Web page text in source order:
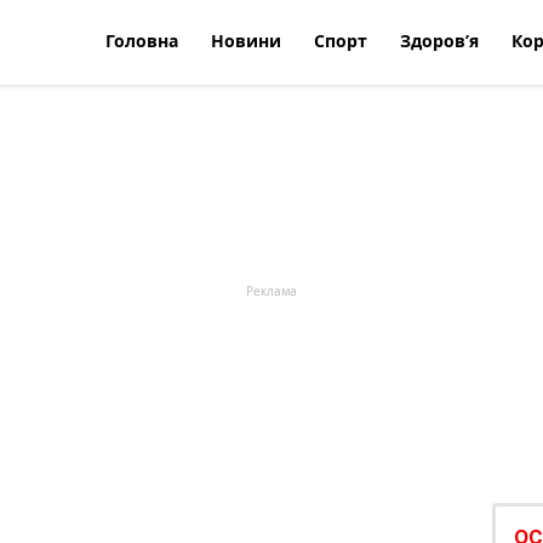
Головна Новини Спорт Здоров’я